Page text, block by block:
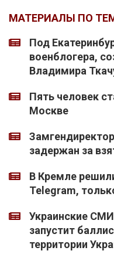
МАТЕРИАЛЫ ПО
Под
военблогера,
Владимира
Пять человек
Москве
задержан за
В Кремле
Telegram,
Украинские
запустит
территории